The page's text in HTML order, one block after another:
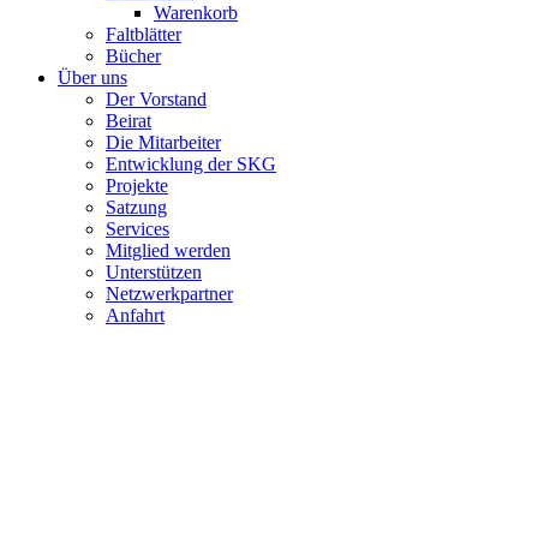
Warenkorb
Faltblätter
Bücher
Über uns
Der Vorstand
Beirat
Die Mitarbeiter
Entwicklung der SKG
Projekte
Satzung
Services
Mitglied werden
Unterstützen
Netzwerkpartner
Anfahrt